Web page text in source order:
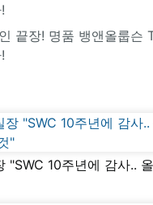
끝장! 명품 뱅앤올룹슨
"SWC 10주년에 감사..